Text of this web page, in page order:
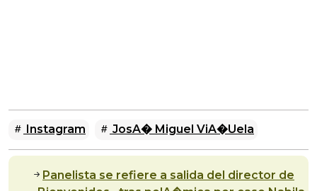
Instagram JosA� Miguel ViA�uela
Panelista se refiere a salida del director de